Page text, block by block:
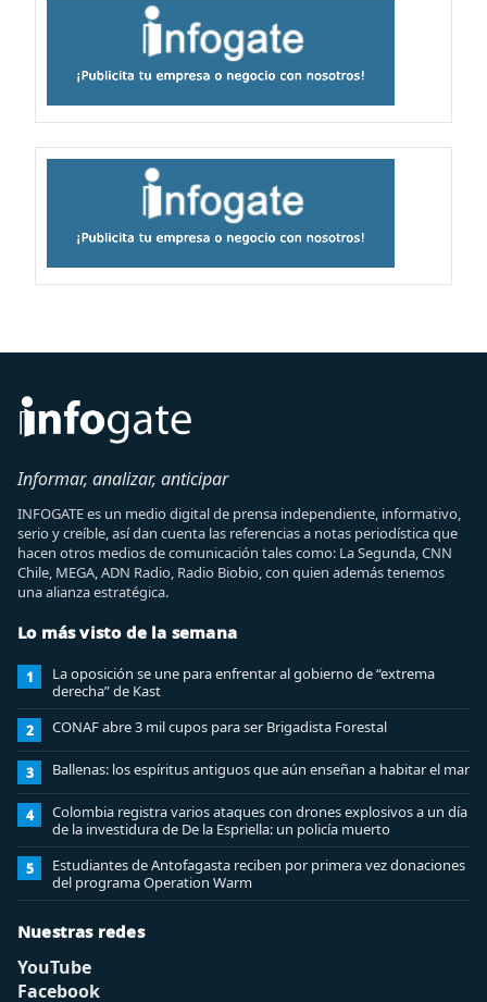
Informar, analizar, anticipar
INFOGATE es un medio digital de prensa independiente, informativo,
serio y creíble, así dan cuenta las referencias a notas periodística que
hacen otros medios de comunicación tales como: La Segunda, CNN
Chile, MEGA, ADN Radio, Radio Biobio, con quien además tenemos
una alianza estratégica.
Lo más visto de la semana
1
La oposición se une para enfrentar al gobierno de “extrema
derecha” de Kast
2 CONAF abre 3 mil cupos para ser Brigadista Forestal
3 Ballenas: los espíritus antiguos que aún enseñan a habitar el mar
4
Colombia registra varios ataques con drones explosivos a un día
de la investidura de De la Espriella: un policía muerto
5
Estudiantes de Antofagasta reciben por primera vez donaciones
del programa Operation Warm
Nuestras redes
YouTube
Facebook